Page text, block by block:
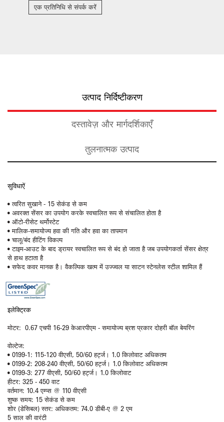
एक प्रतिनिधि से संपर्क करें
उत्पाद निर्दिष्टीकरण
दस्तावेज़ और मार्गदर्शिकाएँ
तुलनात्मक उत्पाद
सुविधाऐं
• त्वरित सुखाने - 15 सेकंड से कम
• अवरक्त सेंसर का उपयोग करके स्वचालित रूप से संचालित होता है
• ऑटो-रीसेट थर्मोस्टेट
• मालिक-समायोज्य हवा की गति और हवा का तापमान
• चालू/बंद हीटिंग विकल्प
• टाइम-आउट के बाद ड्रायर स्वचालित रूप से बंद हो जाता है जब उपयोगकर्ता सेंसर क्षेत्र
से हाथ हटाता है
• सफेद कवर मानक है। वैकल्पिक खत्म में उज्ज्वल या साटन स्टेनलेस स्टील शामिल हैं
इलेक्ट्रिक
मोटर: 0.67 एचपी 16-29 केआरपीएम - समायोज्य ब्रश प्रकार दोहरी बॉल बेयरिंग
वोल्‍टेज:
• 0199-1: 115-120 वीएसी, 50/60 हर्ट्ज। 1.0 किलोवाट अधिकतम
• 0199-2: 208-240 वीएसी, 50/60 हर्ट्ज। 1.0 किलोवाट अधिकतम
• 0199-3: 277 वीएसी, 50/60 हर्ट्ज। 1.0 किलोवाट
हीटर: 325 - 450 वाट
वर्तमान: 10.4 एम्प्स @ 110 वीएसी
शुष्क समय: 15 सेकंड से कम
शोर (डेसिबल) स्तर: अधिकतम: 74.0 डीबी-ए @ 2 एम
5 साल की वारंटी